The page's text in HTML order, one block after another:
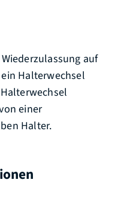
auf
Halterwechsel
einer
Halter.